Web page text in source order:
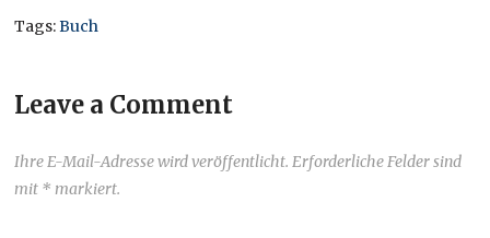
Tags:Buch
Leave a Comment
Ihre E-Mail-Adresse wird veröffentlicht. Erforderliche Felder sind
mit * markiert.